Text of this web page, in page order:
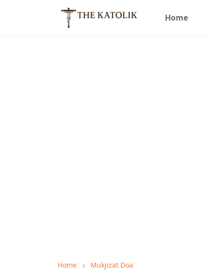
Home
Home Mukjizat Doa